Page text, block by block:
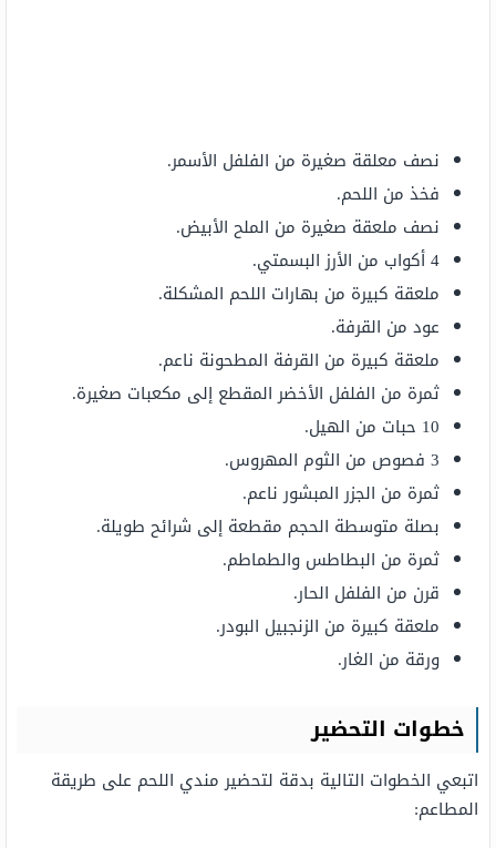
نصف معلقة صغيرة من الفلفل الأسمر.
فخذ من اللحم.
نصف ملعقة صغيرة من الملح الأبيض.
4 أكواب من الأرز البسمتي.
ملعقة كبيرة من بهارات اللحم المشكلة.
عود من القرفة.
ملعقة كبيرة من القرفة المطحونة ناعم.
ثمرة من الفلفل الأخضر المقطع إلى مكعبات صغيرة.
10 حبات من الهيل.
3 فصوص من الثوم المهروس.
ثمرة من الجزر المبشور ناعم.
بصلة متوسطة الحجم مقطعة إلى شرائح طويلة.
ثمرة من البطاطس والطماطم.
قرن من الفلفل الحار.
ملعقة كبيرة من الزنجبيل البودر.
ورقة من الغار.
خطوات التحضير
اتبعي الخطوات التالية بدقة لتحضير مندي اللحم على طريقة
المطاعم: